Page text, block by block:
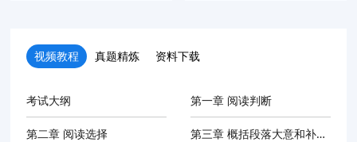
视频教程 真题精炼 资料下载
考试大纲 第一章 阅读判断
第二章 阅读选择 第三章 概括段落大意和补全句子